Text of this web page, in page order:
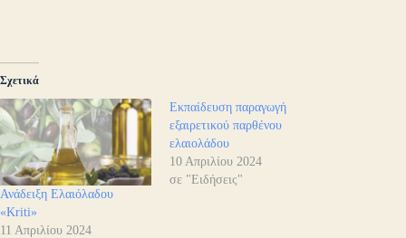
Σχετικά
Ανάδειξη Ελαιόλαδου
«Kriti»
11 Απριλίου 2024
Εκπαίδευση παραγωγή
εξαιρετικού παρθένου
ελαιολάδου
10 Απριλίου 2024
σε "Ειδήσεις"